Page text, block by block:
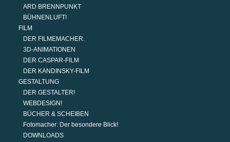
ARD BRENNPUNKT
BÜHNENLUFT!
FILM
DER FILMEMACHER.
3D-ANIMATIONEN
DER CASPAR-FILM
DER KANDINSKY-FILM
GESTALTUNG
DER GESTALTER!
WEBDESIGN!
BÜCHER & SCHEIBEN
Fotomacher: Der besondere Blick!
DOWNLOADS